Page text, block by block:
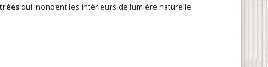
qui inondent les intérieurs de lumière naturelle